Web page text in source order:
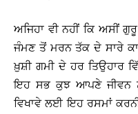
ਅਜਿਹਾ ਵੀ ਨਹੀਂ ਕਿ ਅਸੀਂ
ਜੰਮਣ ਤੋਂ ਮਰਨ ਤੱਕ ਦੇ ਸਾਰੇ
ਖ਼ੁਸ਼ੀ ਗਮੀ ਦੇ ਹਰ ਤਿਉਹਾਰ
ਇਹ ਸਭ ਕੁਝ ਆਪਣੇ ਜੀਵਨ
ਵਿਖਾਵੇ ਲਈ ਇਹ ਰਸਮਾਂ